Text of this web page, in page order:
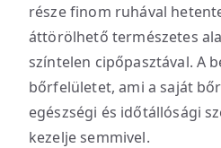
része finom ruhával
áttörölhető természetes
színtelen cipőpasztával. A
bőrfelületet, ami a saját
egészségi és időtállósági
kezelje semmivel.